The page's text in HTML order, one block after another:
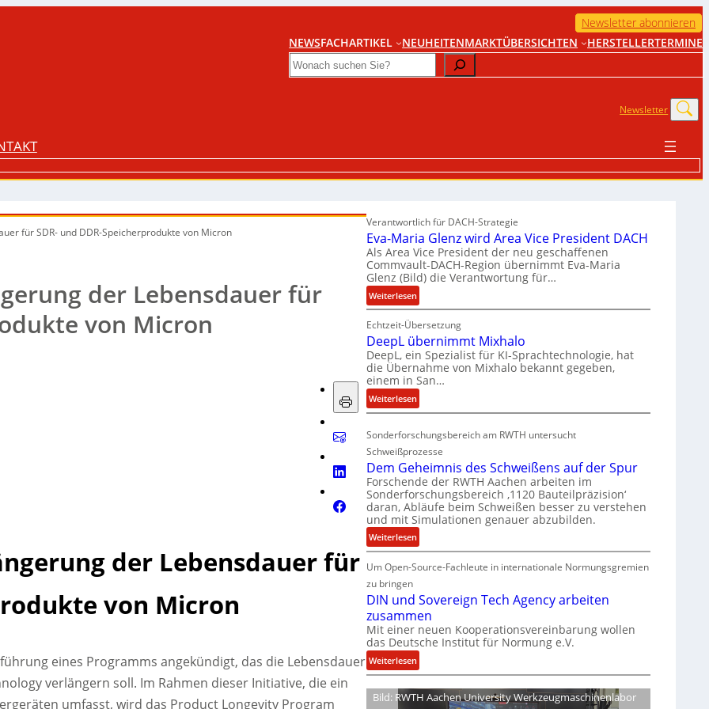
Newsletter abonnieren
NEWSFACHARTIKEL NEUHEITENMARKTÜBERSICHTEN HERSTELLERTERMINE
Search
Newsletter
für SDR- und DDR-Speicherprodukte von Micron
der Lebensdauer für
von Micron
der Lebensdauer für
von Micron
eines Programms angekündigt, das die Lebensdauer
verlängern soll. Im Rahmen dieser Initiative, die ein
umfasst, wird das Product Longevity Program
Verantwortlich für DACH-Strategie
Eva-Maria Glenz wird Area Vice President DACH
Als Area Vice President der neu geschaffenen
Commvault-DACH-Region übernimmt Eva-Maria
Glenz (Bild) die Verantwortung für…
Weiterlesen:
E
v
a
-
M
a
r
i
a
l
e
n
z
w
i
r
d
r
a
V
i
c
P
Echtzeit-Übersetzung
DeepL übernimmt Mixhalo
DeepL, ein Spezialist für KI-Sprachtechnologie, hat
die Übernahme von Mixhalo bekannt gegeben,
einem in San…
Weiterlesen:
D
p
L
ü
b
e
n
m
t
M
i
x
h
l
Sonderforschungsbereich am RWTH untersucht
Schweißprozesse
Dem Geheimnis des Schweißens auf der Spur
Forschende der RWTH Aachen arbeiten im
Sonderforschungsbereich ‚1120 Bauteilpräzision‘
daran, Abläufe beim Schweißen besser zu verstehen
und mit Simulationen genauer abzubilden.
Weiterlesen:
D
e
G
e
h
e
m
n
i
Um Open-Source-Fachleute in internationale Normungsgremien
zu bringen
DIN und Sovereign Tech Agency arbeiten
zusammen
Mit einer neuen Kooperationsvereinbarung wollen
das Deutsche Institut für Normung e.V.
Weiterlesen:
D
I
N
Bild: RWTH Aachen University Werkzeugmaschinenlabor